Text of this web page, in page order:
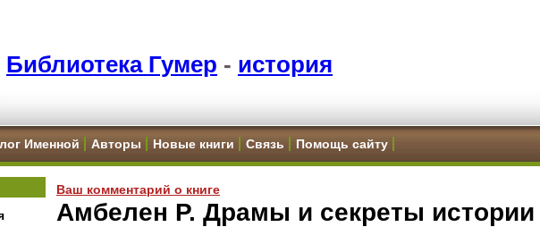
Библиотека Гумер - история
Именной Авторы Новые книги Связь Помощь сайту
Ваш комментарий о книге
Амбелен Р. Драмы и секреты истории